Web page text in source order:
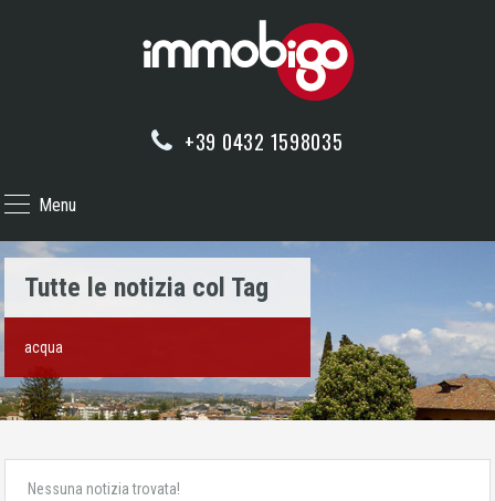
+39 0432 1598035
Menu
Tutte le notizia col Tag
acqua
Nessuna notizia trovata!